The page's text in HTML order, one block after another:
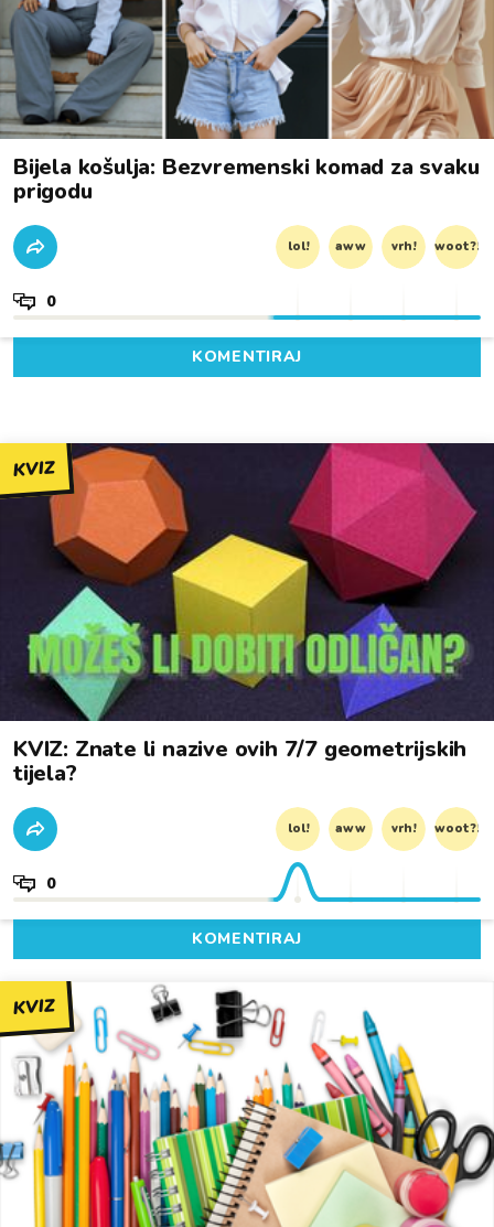
Bijela košulja: Bezvremenski komad za svaku
prigodu
lol! aww vrh! woot?!
0
KOMENTIRAJ
KVIZ
KVIZ: Znate li nazive ovih 7/7 geometrijskih
tijela?
lol! aww vrh! woot?!
0
KOMENTIRAJ
KVIZ